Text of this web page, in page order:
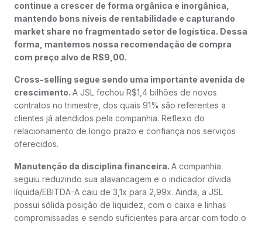
continue a crescer de forma orgânica e inorgânica,
mantendo bons níveis de rentabilidade e capturando
market share no fragmentado setor de logística. Dessa
forma, mantemos nossa recomendação de compra
com preço alvo de R$9,00.
Cross-selling segue sendo uma importante avenida de
crescimento. A JSL fechou R$1,4 bilhões de novos
contratos no trimestre, dos quais 91% são referentes a
clientes já atendidos pela companhia. Reflexo do
relacionamento de longo prazo e confiança nos serviços
oferecidos.
Manutenção da disciplina financeira. A companhia
seguiu reduzindo sua alavancagem e o indicador dívida
líquida/EBITDA-A caiu de 3,1x para 2,99x. Ainda, a JSL
possui sólida posição de liquidez, com o caixa e linhas
compromissadas e sendo suficientes para arcar com todo o